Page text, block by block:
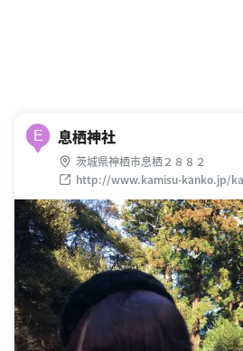
E 息栖神社
茨城県神栖市息栖２８８２
http://www.kamisu-kanko.jp/